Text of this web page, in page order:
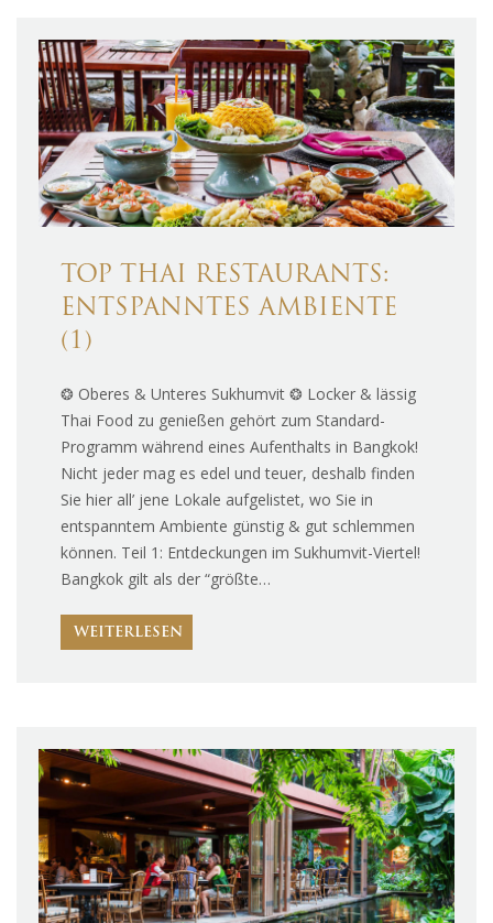
TOP THAI RESTAURANTS:
ENTSPANNTES AMBIENTE
(1)
❂ Oberes & Unteres Sukhumvit ❂ Locker & lässig
Thai Food zu genießen gehört zum Standard-
Programm während eines Aufenthalts in Bangkok!
Nicht jeder mag es edel und teuer, deshalb finden
Sie hier all’ jene Lokale aufgelistet, wo Sie in
entspanntem Ambiente günstig & gut schlemmen
können. Teil 1: Entdeckungen im Sukhumvit-Viertel!
Bangkok gilt als der “größte…
WEITERLESEN